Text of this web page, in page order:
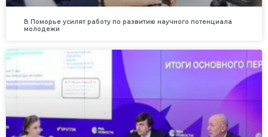
В Поморье усилят работу по развитию научного потенциала
молодежи